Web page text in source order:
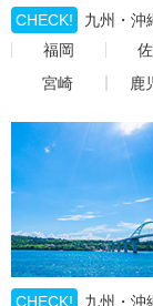
CHECK!
九州・沖
福岡
宮崎
鹿
CHECK!
九州・沖